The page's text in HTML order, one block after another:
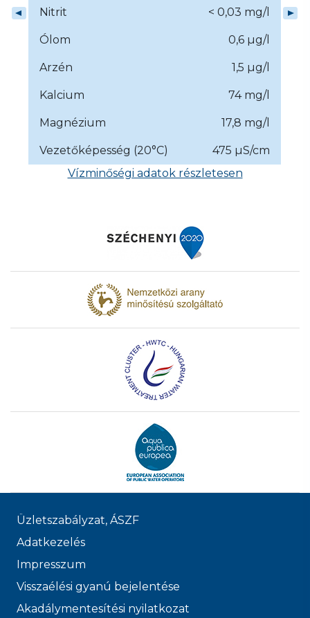
Nitrit < 0,03 mg/l
Ólom 0,6 µg/l
Arzén 1,5 µg/l
Kalcium 74 mg/l
Magnézium 17,8 mg/l
Vezetőképesség (20°C)
475 µS/cm
Vízminőségi adatok részletesen
Üzletszabályzat, ÁSZF
Adatkezelés
Impresszum
Visszaélési gyanú bejelentése
Akadálymentesítési nyilatkozat